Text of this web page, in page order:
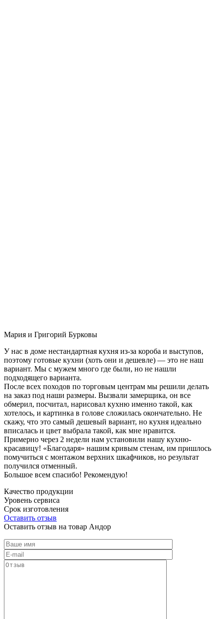
Мария и Григорий Бурковы
У нас в доме нестандартная кухня из-за короба и выступов,
поэтому готовые кухни (хоть они и дешевле) — это не наш
вариант. Мы с мужем много где были, но не нашли
подходящего варианта.
После всех походов по торговым центрам мы решили делать
на заказ под наши размеры. Вызвали замерщика, он все
обмерил, посчитал, нарисовал кухню именно такой, как
хотелось, и картинка в голове сложилась окончательно. Не
скажу, что это самый дешевый вариант, но кухня идеально
вписалась и цвет выбрала такой, как мне нравится.
Примерно через 2 недели нам установили нашу кухню-
красавицу! «Благодаря» нашим кривым стенам, им пришлось
помучиться с монтажом верхних шкафчиков, но результат
получился отменный.
Большое всем спасибо! Рекомендую!
Качество продукции
Уровень сервиса
Срок изготовления
Оставить отзыв
Оставить отзыв на товар Андор